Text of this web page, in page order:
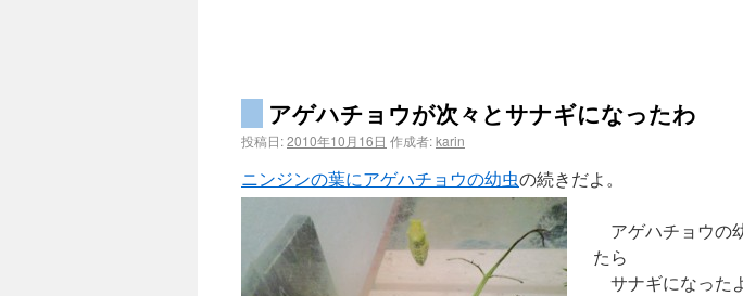
アゲハチョウが次々とサナギになったわ
投稿日:2010年10月16日 作成者:karin
ニンジンの葉にアゲハチョウの幼虫の続きだよ。
アゲハチョウの
たら
サナギになった